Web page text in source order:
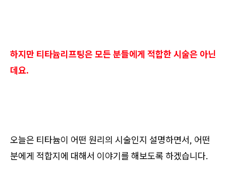
하지만 티타늄리프팅은 모든 분들에게 적합한 시술은 아닌
데요.
오늘은 티타늄이 어떤 원리의 시술인지 설명하면서, 어떤
분에게 적합지에 대해서 이야기를 해보도록 하겠습니다.